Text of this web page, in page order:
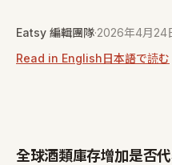
Eatsy 編輯團隊·2026年4月24
Read in English日本語で読む
全球酒類庫存增加是否